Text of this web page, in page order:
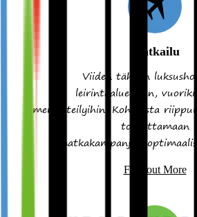
Matkailu
Viiden tähden
leirintäalueeseen,
meriristeilyihin. Kohteesta
toteuttamaan
matkakampanjan
Find out More